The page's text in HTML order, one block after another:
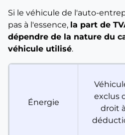
Si le véhicule de l'auto-
pas à l'essence, la part de
dépendre de la nature du
véhicule utilisé.
Énergie
exclus
droit à